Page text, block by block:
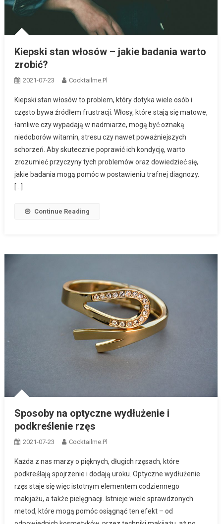
Kiepski stan włosów – jakie badania warto
zrobić?
2021-07-23 Cocktailme.pl
Kiepski stan włosów to problem, który dotyka wiele osób i
często bywa źródłem frustracji. Włosy, które stają się matowe,
łamliwe czy wypadają w nadmiarze, mogą być oznaką
niedoborów witamin, stresu czy nawet poważniejszych
schorzeń. Aby skutecznie poprawić ich kondycję, warto
zrozumieć przyczyny tych problemów oraz dowiedzieć się,
jakie badania mogą pomóc w postawieniu trafnej diagnozy.
[…]
Continue Reading
Sposoby na optyczne wydłużenie i
podkreślenie rzęs
2021-07-23 Cocktailme.pl
Każda z nas marzy o pięknych, długich rzęsach, które
podkreślają spojrzenie i dodają uroku. Optyczne wydłużenie
rzęs staje się więc istotnym elementem codziennego
makijażu, a także pielęgnacji. Istnieje wiele sprawdzonych
metod, które mogą pomóc osiągnąć ten efekt – od